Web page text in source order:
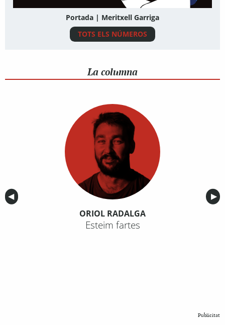
Portada | Meritxell Garriga
TOTS ELS NÚMEROS
La columna
Anterior
◀︎ ▶︎
ORIOL RADALGA
Esteim fartes
Publicitat